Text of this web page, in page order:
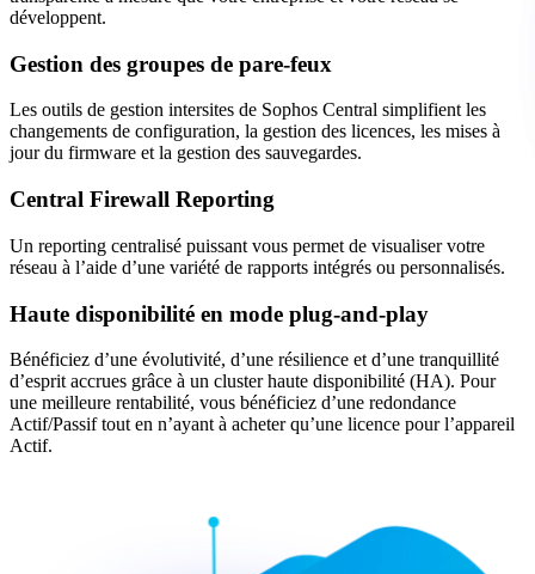
développent.
Gestion des groupes de pare-feux
Les outils de gestion intersites de Sophos Central simplifient les
changements de configuration, la gestion des licences, les mises à
jour du firmware et la gestion des sauvegardes.
Central Firewall Reporting
Un reporting centralisé puissant vous permet de visualiser votre
réseau à l’aide d’une variété de rapports intégrés ou personnalisés.
Haute disponibilité en mode plug-and-play
Bénéficiez d’une évolutivité, d’une résilience et d’une tranquillité
d’esprit accrues grâce à un cluster haute disponibilité (HA). Pour
une meilleure rentabilité, vous bénéficiez d’une redondance
Actif/Passif tout en n’ayant à acheter qu’une licence pour l’appareil
Actif.